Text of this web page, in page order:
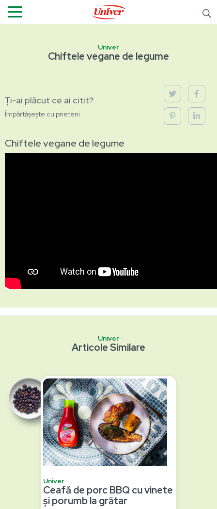
Univer
Chiftele vegane de legume
Ți-ai plăcut ce ai citit?
Împărtășește cu prieteni
Chiftele vegane de legume
Univer
Articole Similare
Univer
Ceafă de porc BBQ cu vinete
și porumb la grătar